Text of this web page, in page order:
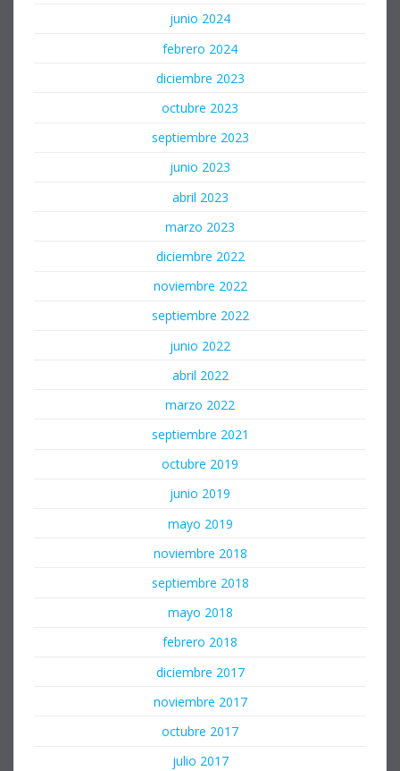
junio 2024
febrero 2024
diciembre 2023
octubre 2023
septiembre 2023
junio 2023
abril 2023
marzo 2023
diciembre 2022
noviembre 2022
septiembre 2022
junio 2022
abril 2022
marzo 2022
septiembre 2021
octubre 2019
junio 2019
mayo 2019
noviembre 2018
septiembre 2018
mayo 2018
febrero 2018
diciembre 2017
noviembre 2017
octubre 2017
julio 2017